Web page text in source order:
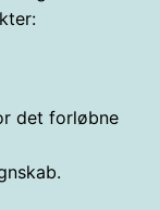
det forløbne